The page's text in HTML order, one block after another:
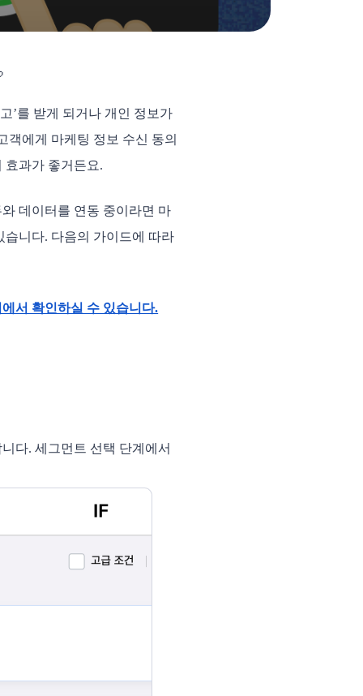
’를 받게 되거나 개인 정보가
객에게 마케팅 정보 수신 동의
효과가 좋거든요.
데이터를 연동 중이라면 마
습니다. 다음의 가이드에 따라
서 확인하실 수 있습니다.
다. 세그먼트 선택 단계에서